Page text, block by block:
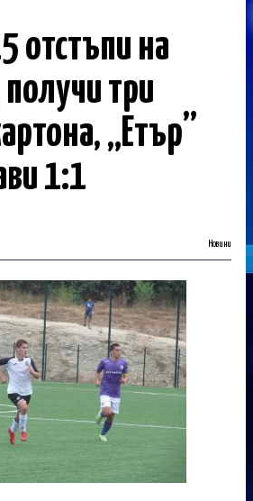
отстъпи на
три
„Етър”
1:1
Новини